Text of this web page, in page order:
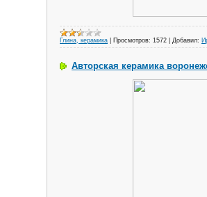
Глина, керамика Просмотров: 1572 Добавил:
Авторская керамика